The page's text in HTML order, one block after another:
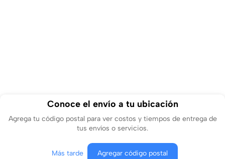
Conoce el envío a tu ubicación
Agrega tu código postal para ver costos y tiempos de entrega de
tus envíos o servicios.
Más tarde Agregar código postal